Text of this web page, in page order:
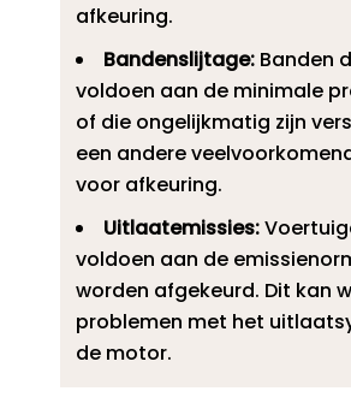
afkeuring.​
Bandenslijtage:Banden
voldoen aan de minimale
of die ongelijkmatig zijn
een andere
voor afkeuring.​
Uitlaatemissies:
voldoen aan de
worden afgekeurd.​ Dit kan
problemen met het
de motor.​